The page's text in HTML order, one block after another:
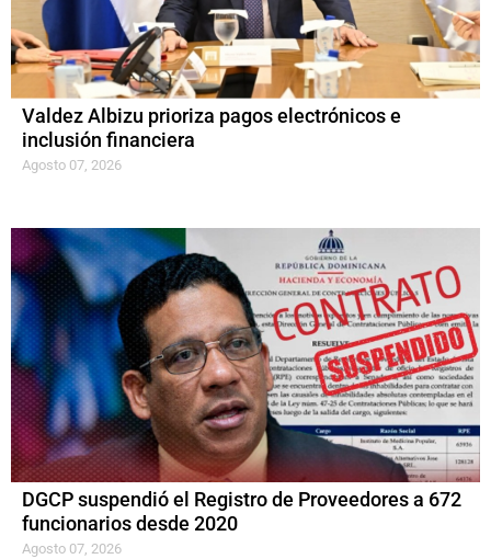
Valdez Albizu prioriza pagos electrónicos e
inclusión financiera
Agosto 07, 2026
DGCP suspendió el Registro de Proveedores a 672
funcionarios desde 2020
Agosto 07, 2026